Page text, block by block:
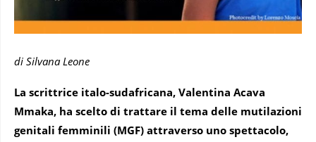
di Silvana Leone
La scrittrice italo-sudafricana, Valentina Acava
Mmaka, ha scelto di trattare il tema delle mutilazioni
genitali femminili (MGF) attraverso uno spettacolo,